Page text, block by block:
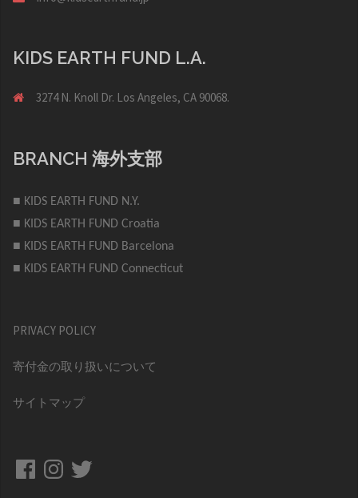
KIDS EARTH FUND L.A.
3274 N. Knoll Dr. Los Angeles, CA 90068.
BRANCH 海外支部
■ KIDS EARTH FUND N.Y.
■ KIDS EARTH FUND Croatia
■ KIDS EARTH FUND Barcelona
■ KIDS EARTH FUND Connecticut
PRIVACY POLICY
寄付金の取り扱いについて
サイトマップ
FacebookInstagram
Twitter